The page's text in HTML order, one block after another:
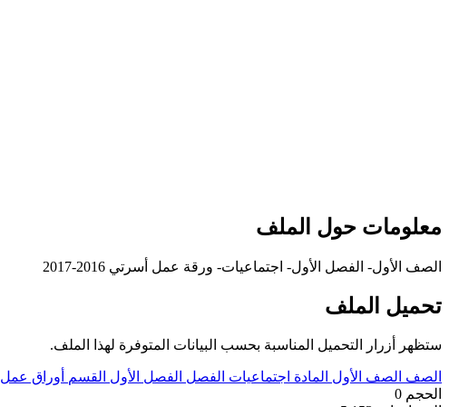
معلومات حول الملف
الصف الأول- الفصل الأول- اجتماعيات- ورقة عمل أسرتي 2016-2017
تحميل الملف
ستظهر أزرار التحميل المناسبة بحسب البيانات المتوفرة لهذا الملف.
الصف الصف الأول المادة اجتماعيات الفصل الفصل الأول القسم أوراق عمل
الحجم 0